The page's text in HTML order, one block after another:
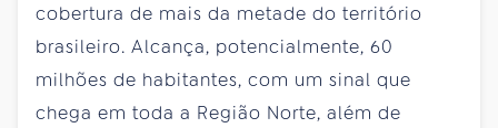
cobertura de mais da metade do território
brasileiro. Alcança, potencialmente, 60
milhões de habitantes, com um sinal que
chega em toda a Região Norte, além de